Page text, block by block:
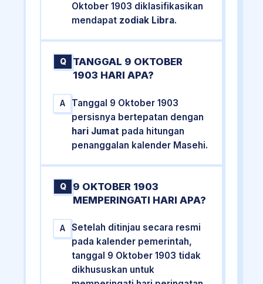
Oktober 1903 diklasifikasikan
mendapat zodiak Libra.
Q
TANGGAL 9 OKTOBER
1903 HARI APA?
A
Tanggal 9 Oktober 1903
persisnya bertepatan dengan
hari Jumat pada hitungan
penanggalan kalender Masehi.
Q
9 OKTOBER 1903
MEMPERINGATI HARI APA?
A
Setelah ditinjau secara resmi
pada kalender pemerintah,
tanggal 9 Oktober 1903 tidak
dikhususkan untuk